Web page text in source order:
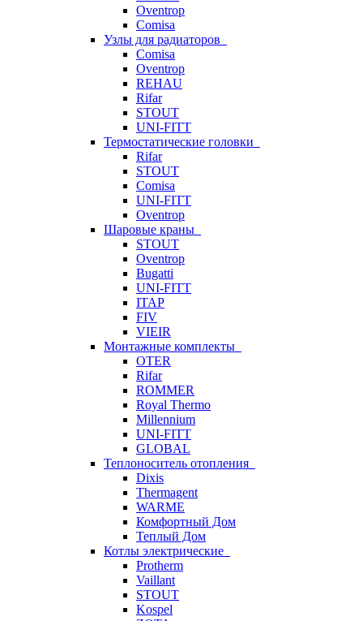
Oventrop
Comisa
Узлы для радиаторов
Comisa
Oventrop
REHAU
Rifar
STOUT
UNI-FITT
Термостатические головки
Rifar
STOUT
Comisa
UNI-FITT
Oventrop
Шаровые краны
STOUT
Oventrop
Bugatti
UNI-FITT
ITAP
FIV
VIEIR
Монтажные комплекты
OTER
Rifar
ROMMER
Royal Thermo
Millennium
UNI-FITT
GLOBAL
Теплоноситель отопления
Dixis
Thermagent
WARME
Комфортный Дом
Теплый Дом
Котлы электрические
Protherm
Vaillant
STOUT
Kospel